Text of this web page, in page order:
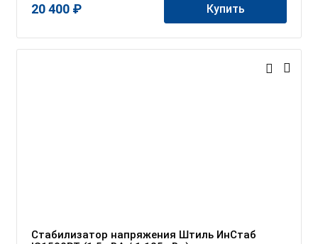
20 400 ₽ Купить
Стабилизатор напряжения Штиль ИнСтаб